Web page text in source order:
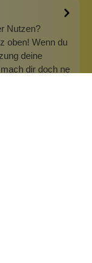
Nutzen?
oben! Wenn du
deine
dir doch ne